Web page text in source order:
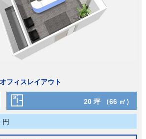
フィスレイアウト
20 坪 （66 ㎡）
円